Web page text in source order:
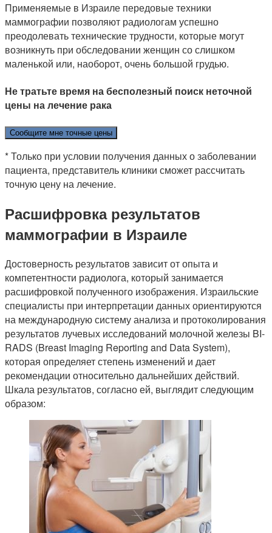
Применяемые в Израиле передовые техники
маммографии позволяют радиологам успешно
преодолевать технические трудности, которые могут
возникнуть при обследовании женщин со слишком
маленькой или, наоборот, очень большой грудью.
Не тратьте время на бесполезный поиск неточной
цены на лечение рака
Сообщите мне точные цены
* Только при условии получения данных о заболевании
пациента, представитель клиники сможет рассчитать
точную цену на лечение.
Расшифровка результатов
маммографии в Израиле
Достоверность результатов зависит от опыта и
компетентности радиолога, который занимается
расшифровкой полученного изображения. Израильские
специалисты при интерпретации данных ориентируются
на международную систему анализа и протоколирования
результатов лучевых исследований молочной железы BI-
RADS (Breast Imaging Reporting and Data System),
которая определяет степень изменений и дает
рекомендации относительно дальнейших действий.
Шкала результатов, согласно ей, выглядит следующим
образом: